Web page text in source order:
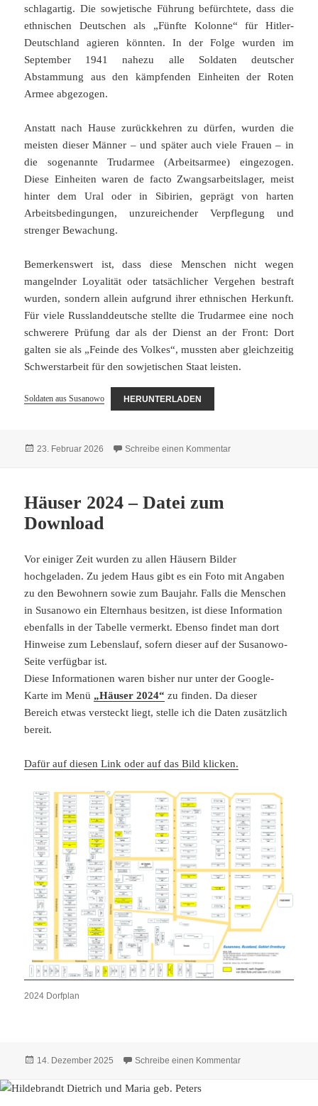
schlagartig. Die sowjetische Führung befürchtete, dass die
ethnischen Deutschen als „Fünfte Kolonne“ für Hitler-
Deutschland agieren könnten. In der Folge wurden im
September 1941 nahezu alle Soldaten deutscher
Abstammung aus den kämpfenden Einheiten der Roten
Armee abgezogen.
Anstatt nach Hause zurückkehren zu dürfen, wurden die
meisten dieser Männer – und später auch viele Frauen – in
die sogenannte Trudarmee (Arbeitsarmee) eingezogen.
Diese Einheiten waren de facto Zwangsarbeitslager, meist
hinter dem Ural oder in Sibirien, geprägt von harten
Arbeitsbedingungen, unzureichender Verpflegung und
strenger Bewachung.
Bemerkenswert ist, dass diese Menschen nicht wegen
mangelnder Loyalität oder tatsächlicher Vergehen bestraft
wurden, sondern allein aufgrund ihrer ethnischen Herkunft.
Für viele Russlanddeutsche stellte die Trudarmee eine noch
schwerere Prüfung dar als der Dienst an der Front: Dort
galten sie als „Feinde des Volkes“, mussten aber gleichzeitig
Schwerstarbeit für den sowjetischen Staat leisten.
Soldaten aus Susanowo HERUNTERLADEN
Veröffentlicht
23. Februar 2026 Schreibe einen Kommentarzu Soldaten aus
Häuser 2024 – Datei zum
Download
Vor einiger Zeit wurden zu allen Häusern Bilder
hochgeladen. Zu jedem Haus gibt es ein Foto mit Angaben
zu den Bewohnern sowie zum Baujahr. Falls die Menschen
in Susanowo ein Elternhaus besitzen, ist diese Information
ebenfalls in der Tabelle vermerkt. Ebenso findet man dort
Hinweise zum Lebenslauf, sofern dieser auf der Susanowo-
Seite verfügbar ist.
Diese Informationen waren bisher nur unter der Google-
Karte im Menü „Häuser 2024“ zu finden. Da dieser
Bereich etwas versteckt liegt, stelle ich die Daten zusätzlich
bereit.
Dafür auf diesen Link oder auf das Bild klicken.
2024 Dorfplan
Veröffentlicht
14. Dezember 2025 Schreibe einen Kommentarzu Häuser 2024 –